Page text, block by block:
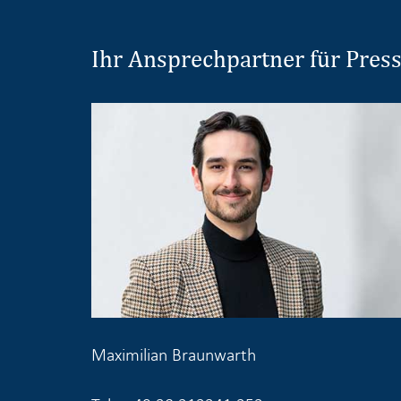
Ihr Ansprechpartner für
Maximilian Braunwarth